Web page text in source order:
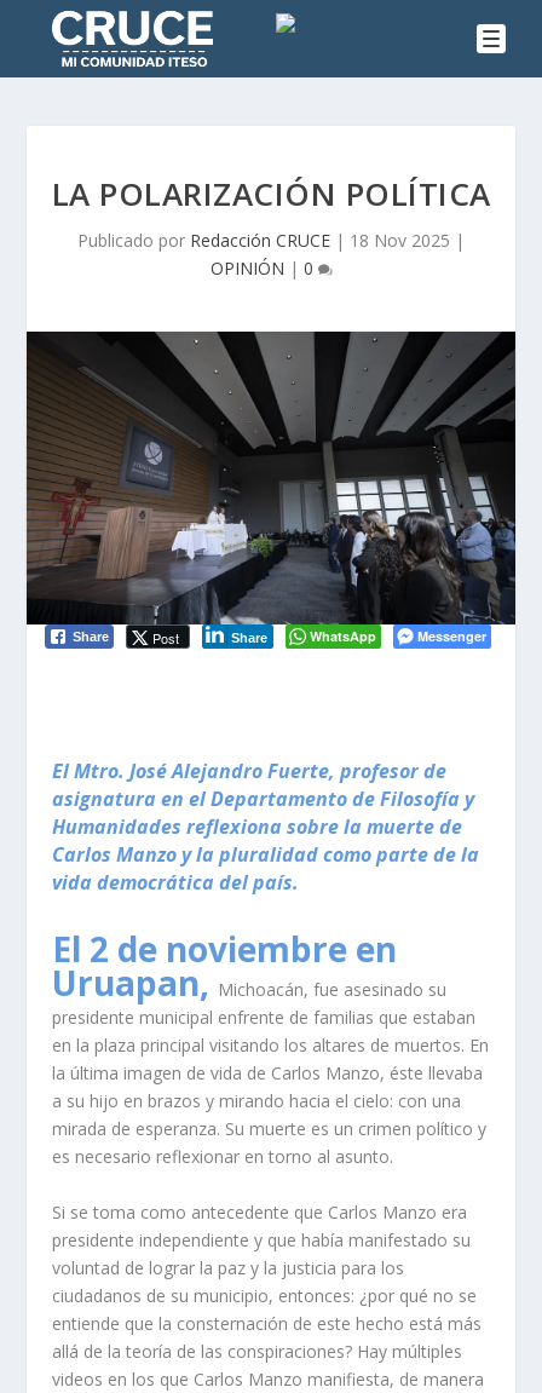
LA POLARIZACIÓN POLÍTICA
Publicado por Redacción CRUCE | 18 Nov 2025 |
OPINIÓN | 0
Share Post Share WhatsApp Messenger
El Mtro. José Alejandro Fuerte, profesor de
asignatura en el Departamento de Filosofía y
Humanidades reflexiona sobre la muerte de
Carlos Manzo y la pluralidad como parte de la
vida democrática del país.
El 2 de noviembre en
Uruapan, Michoacán, fue asesinado su
presidente municipal enfrente de familias que estaban
en la plaza principal visitando los altares de muertos. En
la última imagen de vida de Carlos Manzo, éste llevaba
a su hijo en brazos y mirando hacia el cielo: con una
mirada de esperanza. Su muerte es un crimen político y
es necesario reflexionar en torno al asunto.
Si se toma como antecedente que Carlos Manzo era
presidente independiente y que había manifestado su
voluntad de lograr la paz y la justicia para los
ciudadanos de su municipio, entonces: ¿por qué no se
entiende que la consternación de este hecho está más
allá de la teoría de las conspiraciones? Hay múltiples
videos en los que Carlos Manzo manifiesta, de manera